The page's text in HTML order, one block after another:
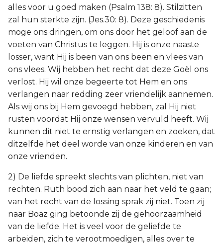
alles voor u goed maken (Psalm 138: 8). Stilzitten
zal hun sterkte zijn. (Jes.30: 8). Deze geschiedenis
moge ons dringen, om ons door het geloof aan de
voeten van Christus te leggen. Hij is onze naaste
losser, want Hij is been van ons been en vlees van
ons vlees. Wij hebben het recht dat deze Goël ons
verlost. Hij wil onze begeerte tot Hem en ons
verlangen naar redding zeer vriendelijk aannemen.
Als wij ons bij Hem gevoegd hebben, zal Hij niet
rusten voordat Hij onze wensen vervuld heeft. Wij
kunnen dit niet te ernstig verlangen en zoeken, dat
ditzelfde het deel worde van onze kinderen en van
onze vrienden.
2) De liefde spreekt slechts van plichten, niet van
rechten. Ruth bood zich aan naar het veld te gaan;
van het recht van de lossing sprak zij niet. Toen zij
naar Boaz ging betoonde zij de gehoorzaamheid
van de liefde. Het is veel voor de geliefde te
arbeiden, zich te verootmoedigen, alles over te